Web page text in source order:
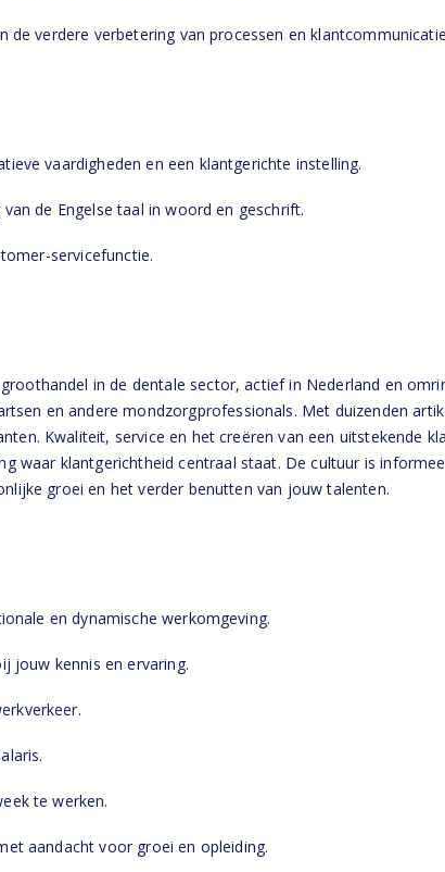
verdere verbetering van processen en
vaardigheden en een klantgerichte instelling.
de Engelse taal in woord en geschrift.
servicefunctie.
in de dentale sector, actief in Nederland en
en andere mondzorgprofessionals. Met duizenden
Kwaliteit, service en het creëren van een uitstekende
waar klantgerichtheid centraal staat. De cultuur is
groei en het verder benutten van jouw talenten.
en dynamische werkomgeving.
kennis en ervaring.
te werken.
aandacht voor groei en opleiding.